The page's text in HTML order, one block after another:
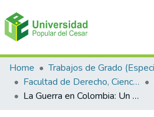
Communities & Collections
All of DSpace
Home
Facultad de Derecho, Ciencias Políticas y Sociales.
La Guerra en Colombia: Un Análisis Psicosocial en Víctimas de Desplazamiento Forzado en el Departamento del Cesar